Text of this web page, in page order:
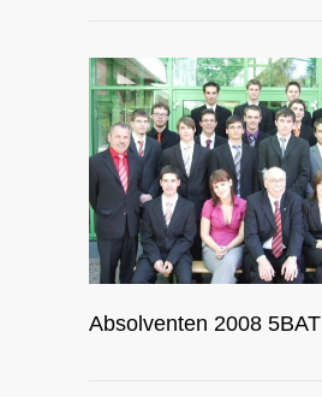
Absolventen 2008 5BAT